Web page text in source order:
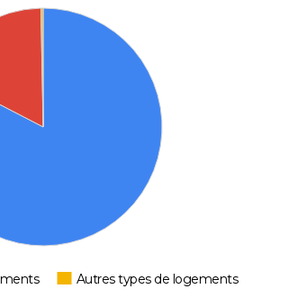
Autres types de logements